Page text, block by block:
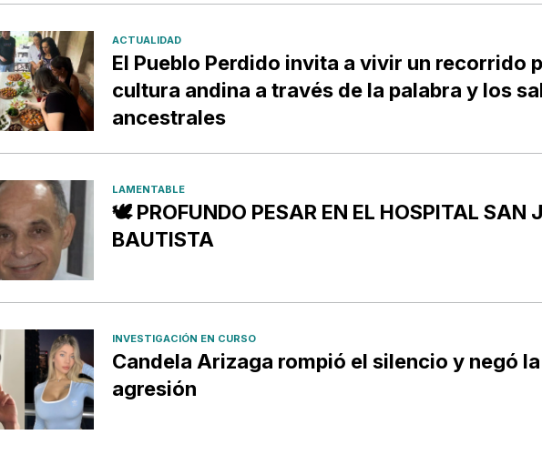
ACTUALIDAD
El Pueblo Perdido invita a vivir un recorrido
cultura andina a través de la palabra y los
ancestrales
LAMENTABLE
🕊️ PROFUNDO PESAR EN EL HOSPITAL SAN
BAUTISTA
INVESTIGACIÓN EN CURSO
Candela Arizaga rompió el silencio y negó la
agresión